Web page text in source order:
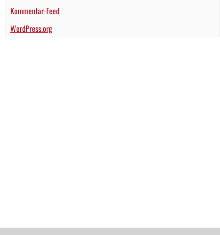
Kommentar-Feed
WordPress.org